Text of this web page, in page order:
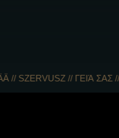
// ΓΕΙΆ ΣΑΣ // BONJOUR